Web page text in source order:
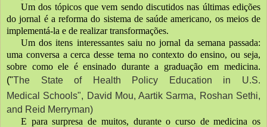
Um dos tópicos que vem sendo discutidos nas últimas edições
do jornal é a reforma do sistema de saúde americano, os meios de
implementá-la e de realizar transformações.
Um dos itens interessantes saiu no jornal da semana passada:
uma conversa a cerca desse tema no contexto do ensino, ou seja,
sobre como ele é ensinado durante a graduação em medicina
("The State of Health Policy Education in U.S.
Medical Schools", David Mou, Aartik Sarma, Roshan Sethi,
and Reid Merryman)
E para surpresa de muitos, durante o curso de medicina os